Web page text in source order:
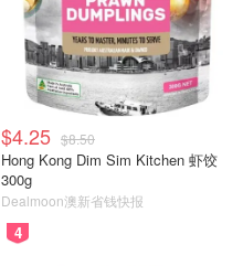
$4.25 $8.50
Hong Kong Dim Sim Kitchen 虾饺
300g
Dealmoon澳新省钱快报
4